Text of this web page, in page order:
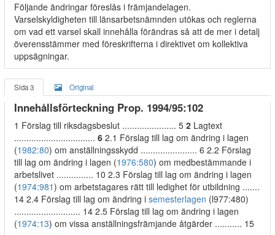
Följande ändringar föreslås i främjandelagen.
Varselskyldigheten till länsarbetsnämnden utökas och reglerna
om vad ett varsel skall innehålla förändras så att de mer i detalj
överensstämmer med föreskrifterna i direktivet om kollektiva
uppsägningar.
Sida 3 Original
Innehållsförteckning Prop. 1994/95:102
1 Förslag till riksdagsbeslut ...................... 5 2 Lagtext
................................. 6 2.1 Förslag till lag om ändring i lagen
(1982:80) om anställningsskydd ....................... 6 2.2 Förslag
till lag om ändring i lagen (1976:580) om medbestämmande i
arbetslivet ............... 10 2.3 Förslag till lag om ändring i lagen
(1974:981) om arbetstagares rätt till ledighet för utbildning .......
14 2.4 Förslag till lag om ändring i semesterlagen (l977:480)
........................... 14 2.5 Förslag till lag om ändring i lagen
(1974:13) om vissa anställningsfrämjande åtgärder ........... 15